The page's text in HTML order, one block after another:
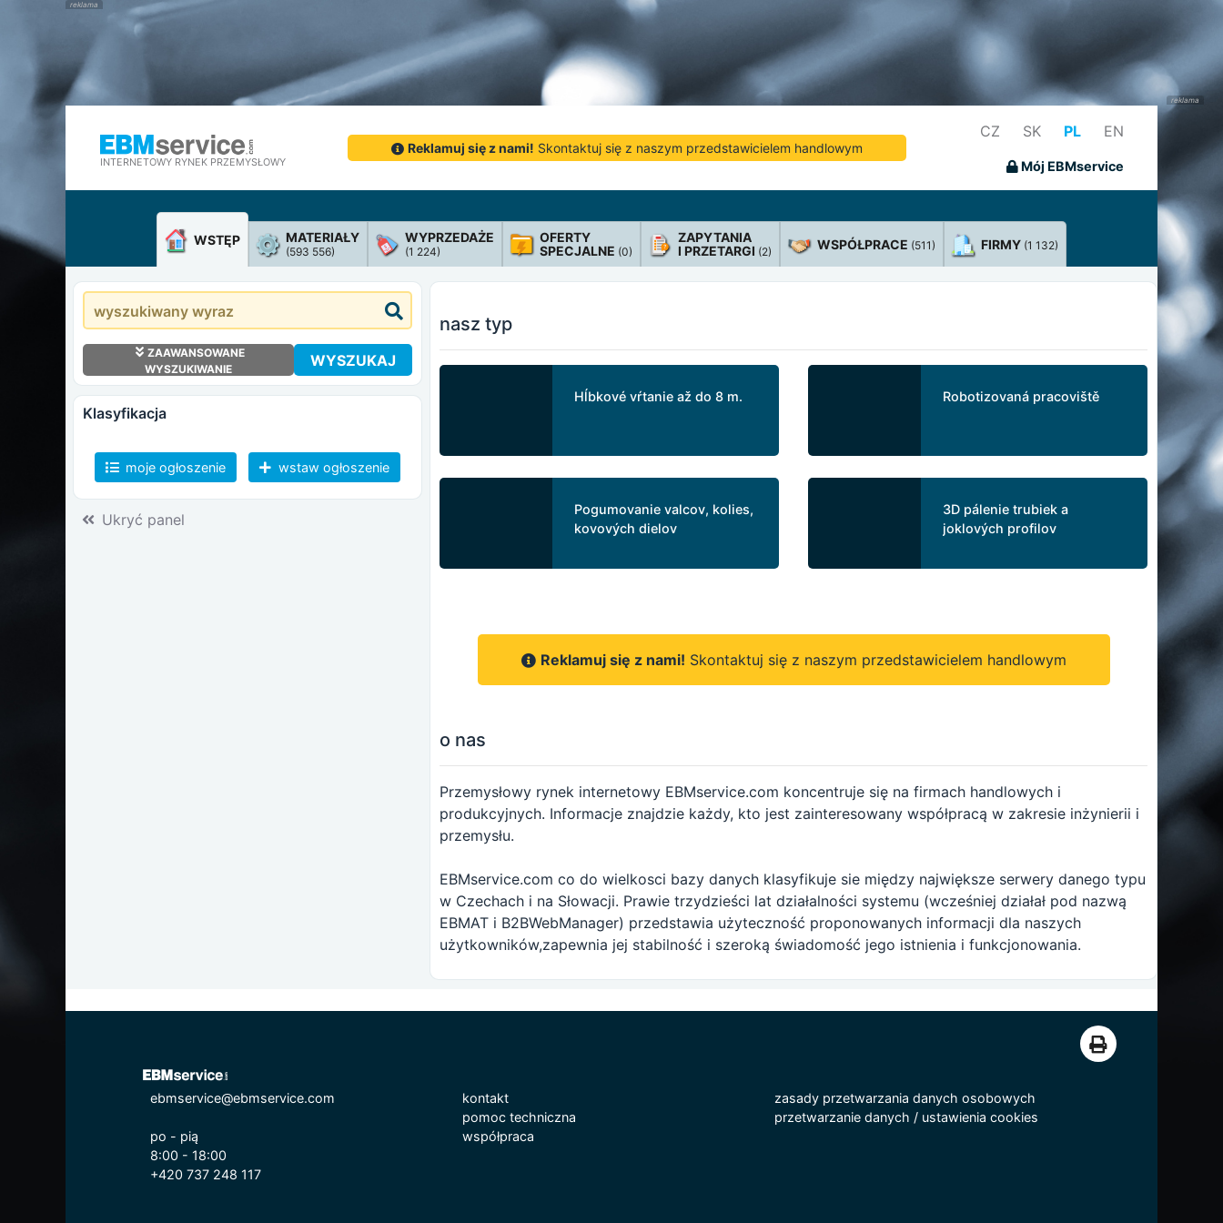
INTERNETOWY RYNEK PRZEMYSŁOWY
Reklamuj się z nami! Skontaktuj się z naszym przedstawicielem handlowym
CZ SK PL EN
Mój EBMservice
WSTĘP MATERIAŁY
(593 556)
WYPRZEDAŻE
(1 224)
OFERTY
SPECJALNE (0)
ZAPYTANIA
I PRZETARGI (2) WSPÓŁPRACE (511) FIRMY (1 132)
ZAAWANSOWANE
WYSZUKIWANIE
WYSZUKAJ
klasyfikacja
moje ogłoszenie wstaw ogłoszenie
Ukryć panel
nasz typ
Hĺbkové vŕtanie až do 8 m. Robotizovaná pracoviště
Pogumovanie valcov, kolies,
kovových dielov
3D pálenie trubiek a
joklových profilov
Reklamuj się z nami! Skontaktuj się z naszym przedstawicielem handlowym
o nas
Przemysłowy rynek internetowy EBMservice.com koncentruje się na firmach handlowych i
produkcyjnych. Informacje znajdzie każdy, kto jest zainteresowany współpracą w zakresie inżynierii i
przemysłu.
EBMservice.com co do wielkosci bazy danych klasyfikuje sie między największe serwery danego typu
w Czechach i na Słowacji. Prawie trzydzieści lat działalności systemu (wcześniej działał pod nazwą
EBMAT i B2BWebManager) przedstawia użyteczność proponowanych informacji dla naszych
użytkowników,zapewnia jej stabilność i szeroką świadomość jego istnienia i funkcjonowania.
ebmservice@ebmservice.com
po - pią
8:00 - 18:00
+420 737 248 117
kontakt
pomoc techniczna
współpraca
zasady przetwarzania danych osobowych
przetwarzanie danych / ustawienia cookies